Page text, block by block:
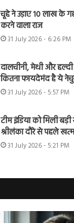
चूहे ने उड़ाए 10 लाख के
करने वाला राज
31 July 2026 - 6:26 PM
दालचीनी, मेथी और
कितना फायदेमंद है ये
31 July 2026 - 5:57 PM
टीम इंडिया को मिली
श्रीलंका दौरे से पहले
31 July 2026 - 5:21 PM